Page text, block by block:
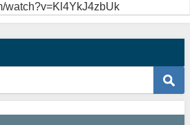
watch?v=Kl4YkJ4zbUk